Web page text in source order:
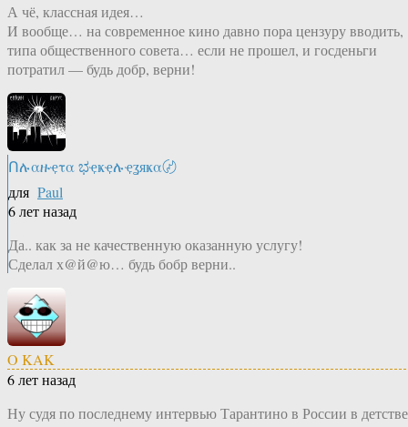
А чё, классная идея…
И вообще… на современное кино давно пора цензуру вводить,
типа общественного совета… если не прошел, и госденьги
потратил — будь добр, верни!
Ոሉαዙҿτα ಭҿҝҿሉҿʓяҝα〄
для Paul
6 лет назад
Да.. как за не качественную оказанную услугу!
Сделал х@й@ю… будь бобр верни..
O KAK
6 лет назад
Ну судя по последнему интервью Тарантино в России в детстве